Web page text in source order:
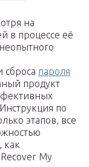
на
в процессе её
сброса пароля
продукт
по
этапов, все
как
My